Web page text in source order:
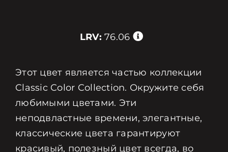
LRV: 76.06
Этот цвет является частью коллекции
Classic Color Collection. Окружите себя
любимыми цветами. Эти
неподвластные времени, элегантные,
классические цвета гарантируют
красивый, полезный цвет всегда, во